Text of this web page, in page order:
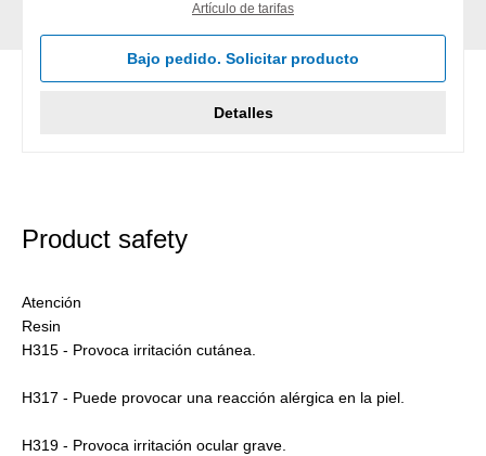
Artículo de tarifas
Bajo pedido. Solicitar producto
Detalles
Product safety
Atención
Resin
H315 - Provoca irritación cutánea.
H317 - Puede provocar una reacción alérgica en la piel.
H319 - Provoca irritación ocular grave.